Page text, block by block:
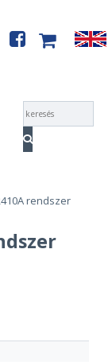
rendszer